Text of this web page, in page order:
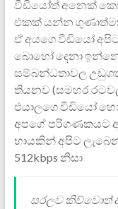
වීඩියෝත් අනෙක්
එකක් යන්න
ඒ අයගෙ වීඩියෝ
බොහෝ දෙනා
සම්බන්ධතාවල
තියනව (සමහර
එයාලගෙ වීඩියෝ
අපගේ පරිගණකයට
භායකින් අපිට
512kbps නිසා
සරලව කිව්වොත්